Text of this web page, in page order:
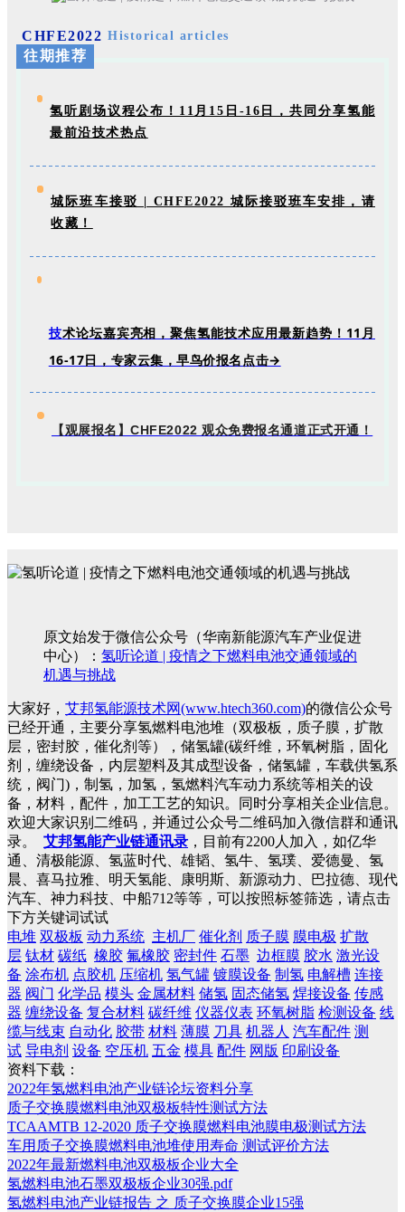
CHFE2022 Historical articles
往期推荐
氢听剧场议程公布！11月15日-16日，共同分享氢能
最前沿技术热点
城际班车接驳 | CHFE2022 城际接驳班车安排，请
收藏！
技术论坛嘉宾亮相，聚焦氢能技术应用最新趋势！11月
16-17日，专家云集，早鸟价报名点击→
【观展报名】CHFE2022 观众免费报名通道正式开通！
原文始发于微信公众号（华南新能源汽车产业促进
中心）： 氢听论道 | 疫情之下燃料电池交通领域的
机遇与挑战
大家好， 艾邦氢能源技术网(www.htech360.com)的微信公众号
已经开通，主要分享氢燃料电池堆（双极板，质子膜，扩散
层，密封胶，催化剂等），储氢罐(碳纤维，环氧树脂，固化
剂，缠绕设备，内层塑料及其成型设备，储氢罐，车载供氢系
统，阀门)，制氢，加氢，氢燃料汽车动力系统等相关的设
备，材料，配件，加工工艺的知识。同时分享相关企业信息。
欢迎大家识别二维码，并通过公众号二维码加入微信群和通讯
录。
艾邦氢能产业链通讯录 ，目前有2200人加入，如亿华
通、清极能源、氢蓝时代、雄韬、氢牛、氢璞、爱德曼、氢
晨、喜马拉雅、明天氢能、康明斯、新源动力、巴拉德、现代
汽车、神力科技、中船712等等，可以按照标签筛选，请点击
下方关键词试试
电堆 双极板 动力系统 主机厂 催化剂 质子膜 膜电极 扩散
层 钛材 碳纸 橡胶 氟橡胶 密封件 石墨 边框膜 胶水 激光设
备 涂布机 点胶机 压缩机 氢气罐 镀膜设备 制氢 电解槽 连接
器 阀门 化学品 模头 金属材料 储氢 固态储氢 焊接设备 传感
器 缠绕设备 复合材料 碳纤维 仪器仪表 环氧树脂 检测设备 线
缆与线束 自动化 胶带 材料 薄膜 刀具 机器人 汽车配件 测
试 导电剂 设备 空压机 五金 模具 配件 网版 印刷设备
资料下载：
2022年氢燃料电池产业链论坛资料分享
质子交换膜燃料电池双极板特性测试方法
TCAAMTB 12-2020 质子交换膜燃料电池膜电极测试方法
车用质子交换膜燃料电池堆使用寿命 测试评价方法
2022年最新燃料电池双极板企业大全
氢燃料电池石墨双极板企业30强.pdf
氢燃料电池产业链报告 之 质子交换膜企业15强